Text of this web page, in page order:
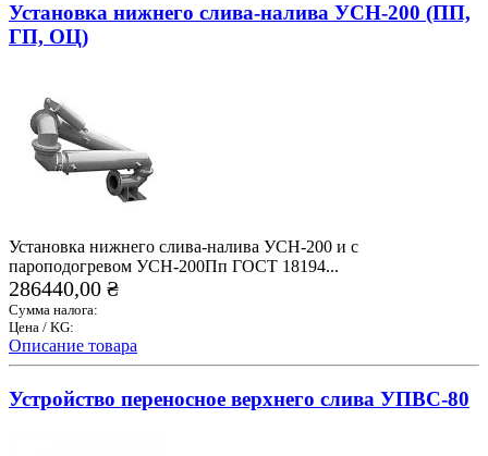
Установка нижнего слива-налива УСН-200 (ПП,
ГП, ОЦ)
Установка нижнего слива-налива УСН-200 и с
пароподогревом УСН-200Пп ГОСТ 18194...
286440,00 ₴
Сумма налога:
Цена / KG:
Описание товара
Устройство переносное верхнего слива УПВС-80